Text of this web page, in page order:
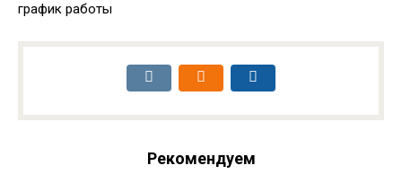
график работы
Рекомендуем